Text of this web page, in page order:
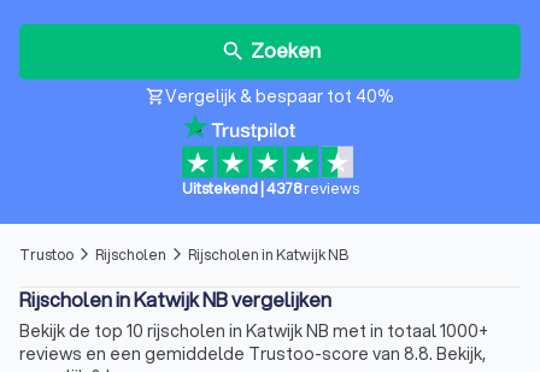
search Zoeken
shopping_cartVergelijk & bespaar tot 40%
Uitstekend| 4378 reviews
Trustoo arrow_forward_ios Rijscholen arrow_forward_ios Rijscholen in Katwijk NB
Rijscholen in Katwijk NB vergelijken
Bekijk de top 10 rijscholen in Katwijk NB met in totaal 1000+
reviews en een gemiddelde Trustoo-score van 8.8. Bekijk,